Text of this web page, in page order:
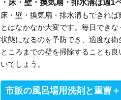
・床・壁・換気扇・排水溝は週1
床・壁・換気扇・排水溝もできれ
とはなかなか大変です。毎日でき
状態になるのを予防でき、適度な
ところまでの壁を掃除することも
いでしょう。
市販の風呂場用洗剤と重曹